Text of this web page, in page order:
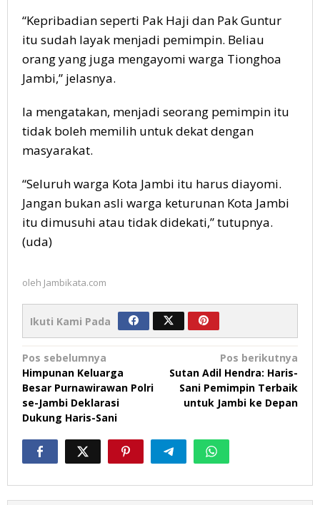
“Kepribadian seperti Pak Haji dan Pak Guntur
itu sudah layak menjadi pemimpin. Beliau
orang yang juga mengayomi warga Tionghoa
Jambi,” jelasnya.
Ia mengatakan, menjadi seorang pemimpin itu
tidak boleh memilih untuk dekat dengan
masyarakat.
“Seluruh warga Kota Jambi itu harus diayomi.
Jangan bukan asli warga keturunan Kota Jambi
itu dimusuhi atau tidak didekati,” tutupnya.
(uda)
oleh Jambikata.com
Ikuti Kami Pada
Navigasi
pos
Pos sebelumnya
Himpunan Keluarga
Besar Purnawirawan Polri
se-Jambi Deklarasi
Dukung Haris-Sani
Pos berikutnya
Sutan Adil Hendra: Haris-
Sani Pemimpin Terbaik
untuk Jambi ke Depan